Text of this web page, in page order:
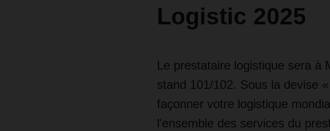
Logistic 2025
Le prestataire logistique sera à
stand 101/102. Sous la devise
façonner votre logistique
l'ensemble des services du